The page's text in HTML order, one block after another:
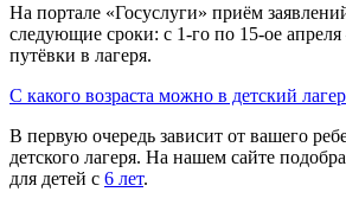
На портале «Госуслуги» приём
следующие сроки: с 1-го по 15-ое
путёвки в лагеря.
С какого возраста можно в детский
В первую очередь зависит от вашего
детского лагеря. На нашем сайте
для детей с 6 лет.